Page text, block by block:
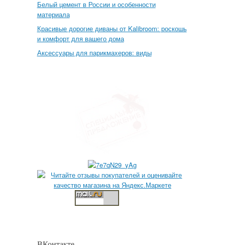
Белый цемент в России и особенности
материала
Красивые дорогие диваны от Kalibroom: роскошь
и комфорт для вашего дома
Аксессуары для парикмахеров: виды